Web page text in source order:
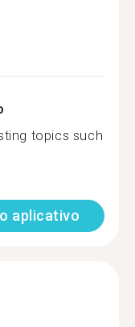
topics such
aplicativo